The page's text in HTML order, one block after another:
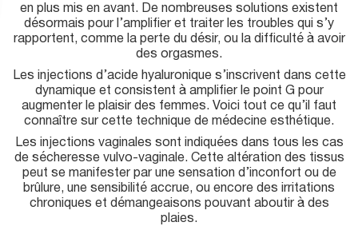
en plus mis en avant. De nombreuses solutions existent
désormais pour l’amplifier et traiter les troubles qui s’y
rapportent, comme la perte du désir, ou la difficulté à avoir
des orgasmes.
Les injections d’acide hyaluronique s’inscrivent dans cette
dynamique et consistent à amplifier le point G pour
augmenter le plaisir des femmes. Voici tout ce qu’il faut
connaître sur cette technique de médecine esthétique.
Les injections vaginales sont indiquées dans tous les cas
de sécheresse vulvo-vaginale. Cette altération des tissus
peut se manifester par une sensation d’inconfort ou de
brûlure, une sensibilité accrue, ou encore des irritations
chroniques et démangeaisons pouvant aboutir à des
plaies.